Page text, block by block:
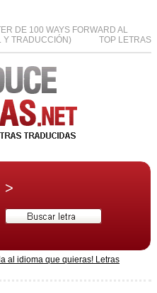
DE 100 WAYS FORWARD AL
Y TRADUCCIÓN)
TOP LETRAS
>
al idioma que quieras! Letras